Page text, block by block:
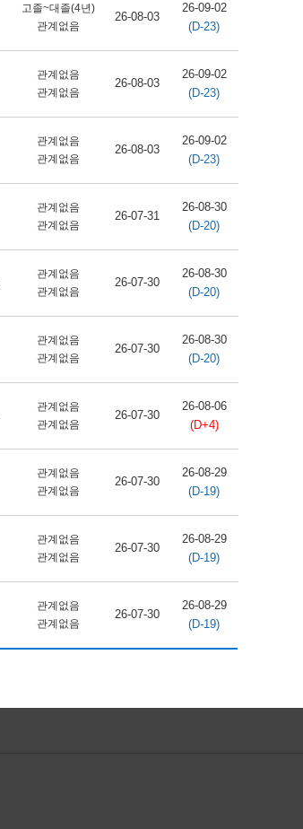
고졸~대졸(4년)
관계없음
26-08-03
26-09-02
(D-23)
관계없음
관계없음
26-08-03
26-09-02
(D-23)
관계없음
관계없음
26-08-03
26-09-02
(D-23)
관계없음
관계없음
26-07-31
26-08-30
(D-20)
관계없음
관계없음
26-07-30
26-08-30
(D-20)
관계없음
관계없음
26-07-30
26-08-30
(D-20)
관계없음
관계없음
26-07-30
26-08-06
(D+4)
관계없음
관계없음
26-07-30
26-08-29
(D-19)
관계없음
관계없음
26-07-30
26-08-29
(D-19)
관계없음
관계없음
26-07-30
26-08-29
(D-19)